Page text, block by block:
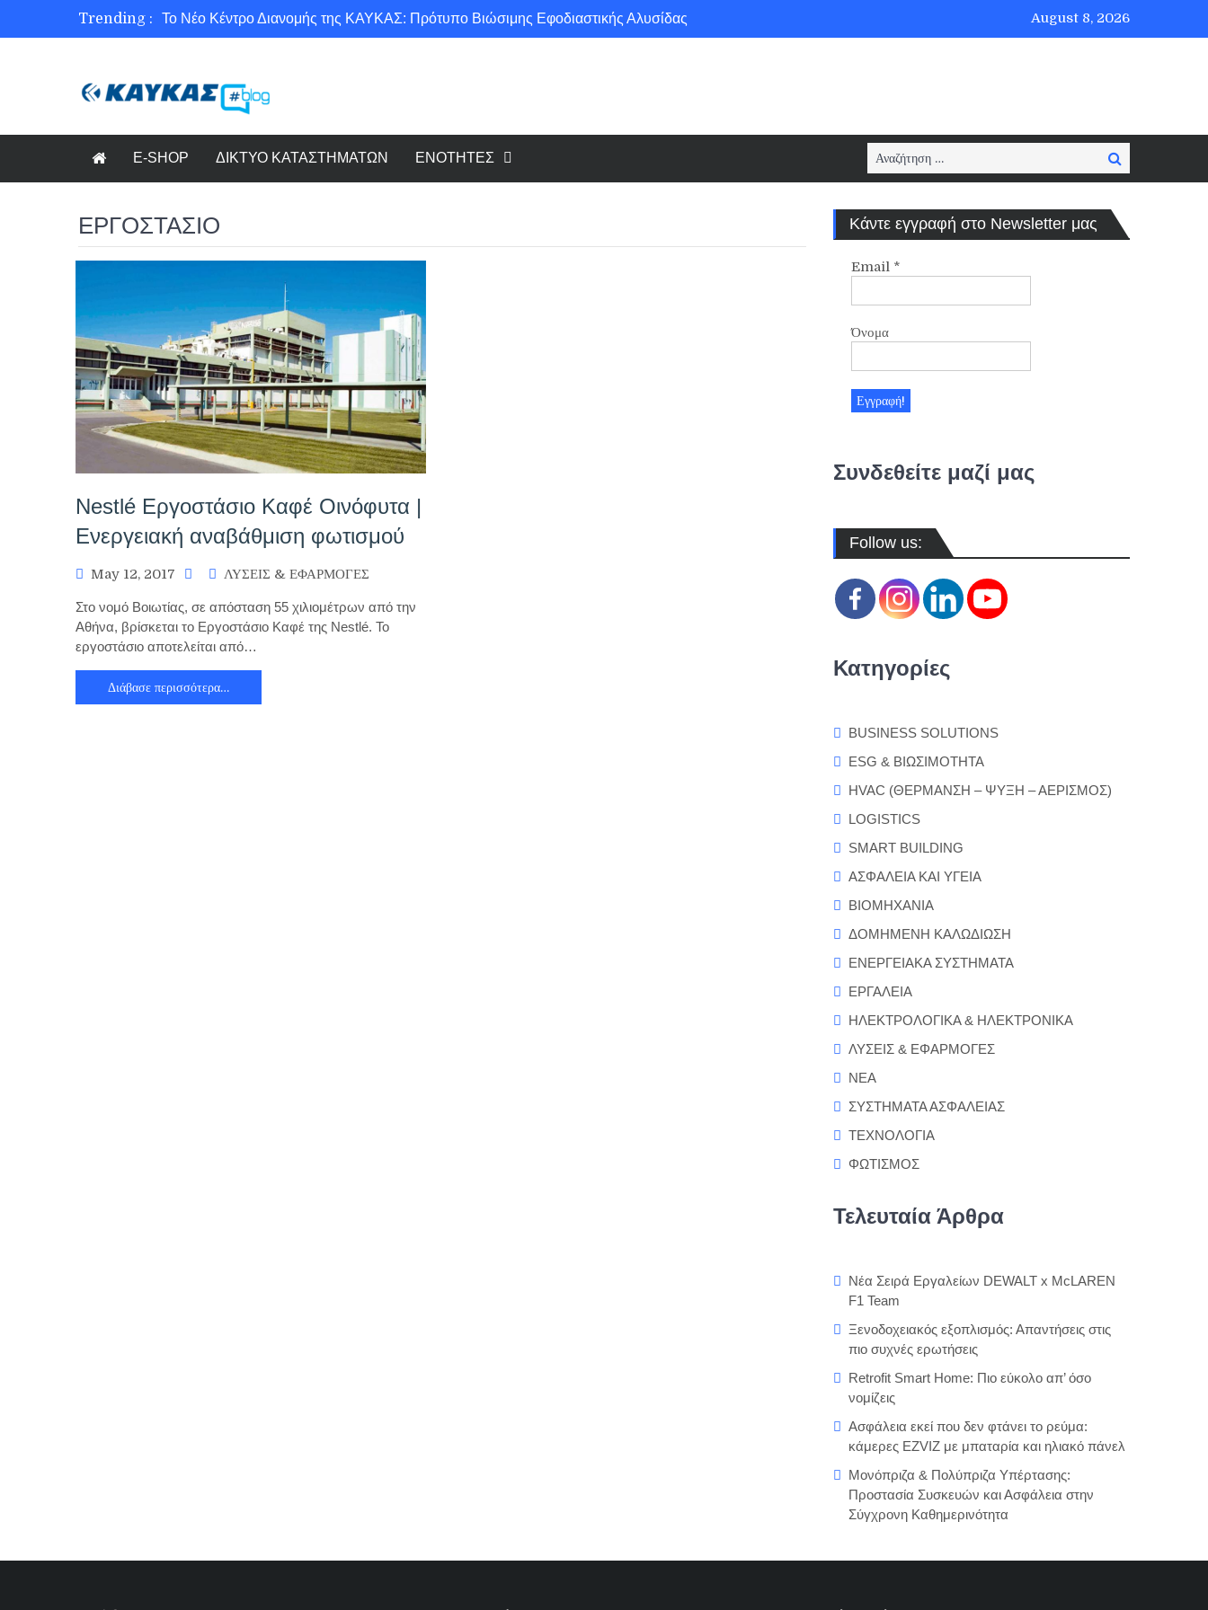
Trending :
Το Νέο Κέντρο Διανομής της ΚΑΥΚΑΣ: Πρότυπο Βιώσιμης Εφοδιαστικής Αλυσίδας
Ασφάλεια στο Διαδίκτυο για όλους!
August 8, 2026
E-SHOP ΔΙΚΤΥΟ ΚΑΤΑΣΤΗΜΑΤΩΝ ΕΝΟΤΗΤΕΣ
Search
for:
Search
ΕΡΓΟΣΤΑΣΙΟ
Nestlé Εργοστάσιο Καφέ Οινόφυτα |
Ενεργειακή αναβάθμιση φωτισμού
May 12, 2017 ΛΥΣΕΙΣ & ΕΦΑΡΜΟΓΕΣ
Στο νομό Βοιωτίας, σε απόσταση 55 χιλιομέτρων από την
Αθήνα, βρίσκεται το Εργοστάσιο Καφέ της Nestlé. Το
εργοστάσιο αποτελείται από…
Διάβασε περισσότερα…
Κάντε εγγραφή στο Newsletter μας
Email *
Όνομα
Συνδεθείτε μαζί μας
Follow us:
Κατηγορίες
BUSINESS SOLUTIONS
ESG & ΒΙΩΣΙΜΟΤΗΤΑ
HVAC (ΘΕΡΜΑΝΣΗ – ΨΥΞΗ – ΑΕΡΙΣΜΟΣ)
LOGISTICS
SMART BUILDING
ΑΣΦΑΛΕΙΑ ΚΑΙ ΥΓΕΙΑ
ΒΙΟΜΗΧΑΝΙΑ
ΔΟΜΗΜΕΝΗ ΚΑΛΩΔΙΩΣΗ
ΕΝΕΡΓΕΙΑΚΑ ΣΥΣΤΗΜΑΤΑ
ΕΡΓΑΛΕΙΑ
ΗΛΕΚΤΡΟΛΟΓΙΚΑ & ΗΛΕΚΤΡΟΝΙΚΑ
ΛΥΣΕΙΣ & ΕΦΑΡΜΟΓΕΣ
ΝΕΑ
ΣΥΣΤΗΜΑΤΑ ΑΣΦΑΛΕΙΑΣ
ΤΕΧΝΟΛΟΓΙΑ
ΦΩΤΙΣΜΟΣ
Τελευταία Άρθρα
Νέα Σειρά Εργαλείων DEWALT x McLAREN
F1 Team
Ξενοδοχειακός εξοπλισμός: Απαντήσεις στις
πιο συχνές ερωτήσεις
Retrofit Smart Home: Πιο εύκολο απ’ όσο
νομίζεις
Ασφάλεια εκεί που δεν φτάνει το ρεύμα:
κάμερες EZVIZ με μπαταρία και ηλιακό πάνελ
Μονόπριζα & Πολύπριζα Υπέρτασης:
Προστασία Συσκευών και Ασφάλεια στην
Σύγχρονη Καθημερινότητα